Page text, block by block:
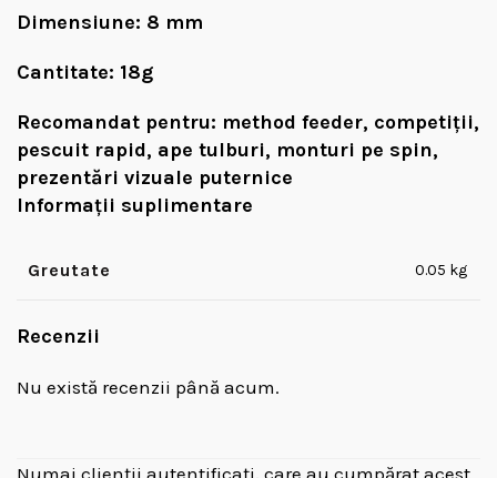
Dimensiune: 8 mm
Cantitate: 18g
Recomandat pentru: method feeder, competiții,
pescuit rapid, ape tulburi, monturi pe spin,
prezentări vizuale puternice
Informații suplimentare
Greutate 0.05 kg
Recenzii
Nu există recenzii până acum.
Numai clienții autentificați, care au cumpărat acest